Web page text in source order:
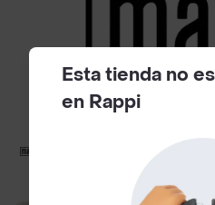
$ 4000
Esta tienda no
en Rappi